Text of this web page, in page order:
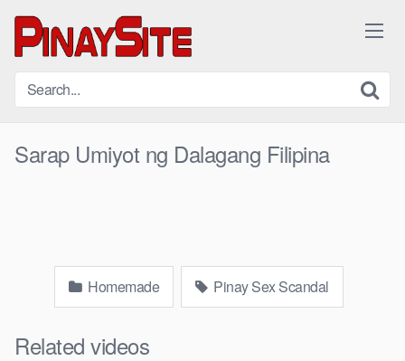
content
Sarap Umiyot ng Dalagang Filipina
Homemade Pinay Sex Scandal
Related videos